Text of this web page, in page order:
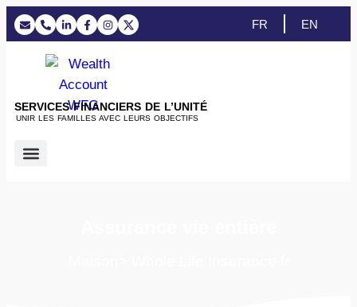
FR EN
SERVICES FINANCIERS DE L’UNITÉ
UNIR LES FAMILLES AVEC LEURS OBJECTIFS